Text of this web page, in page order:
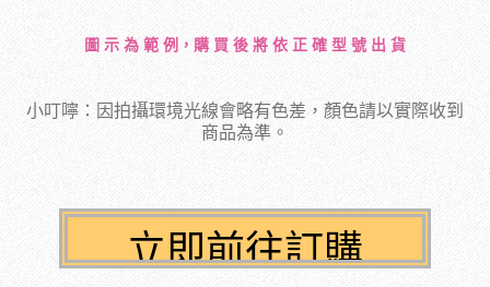
圖 示 為 範 例，購 買 後 將 依 正 確 型 號 出 貨
小叮嚀：因拍攝環境光線會略有色差，顏色請以實際收到
商品為準。